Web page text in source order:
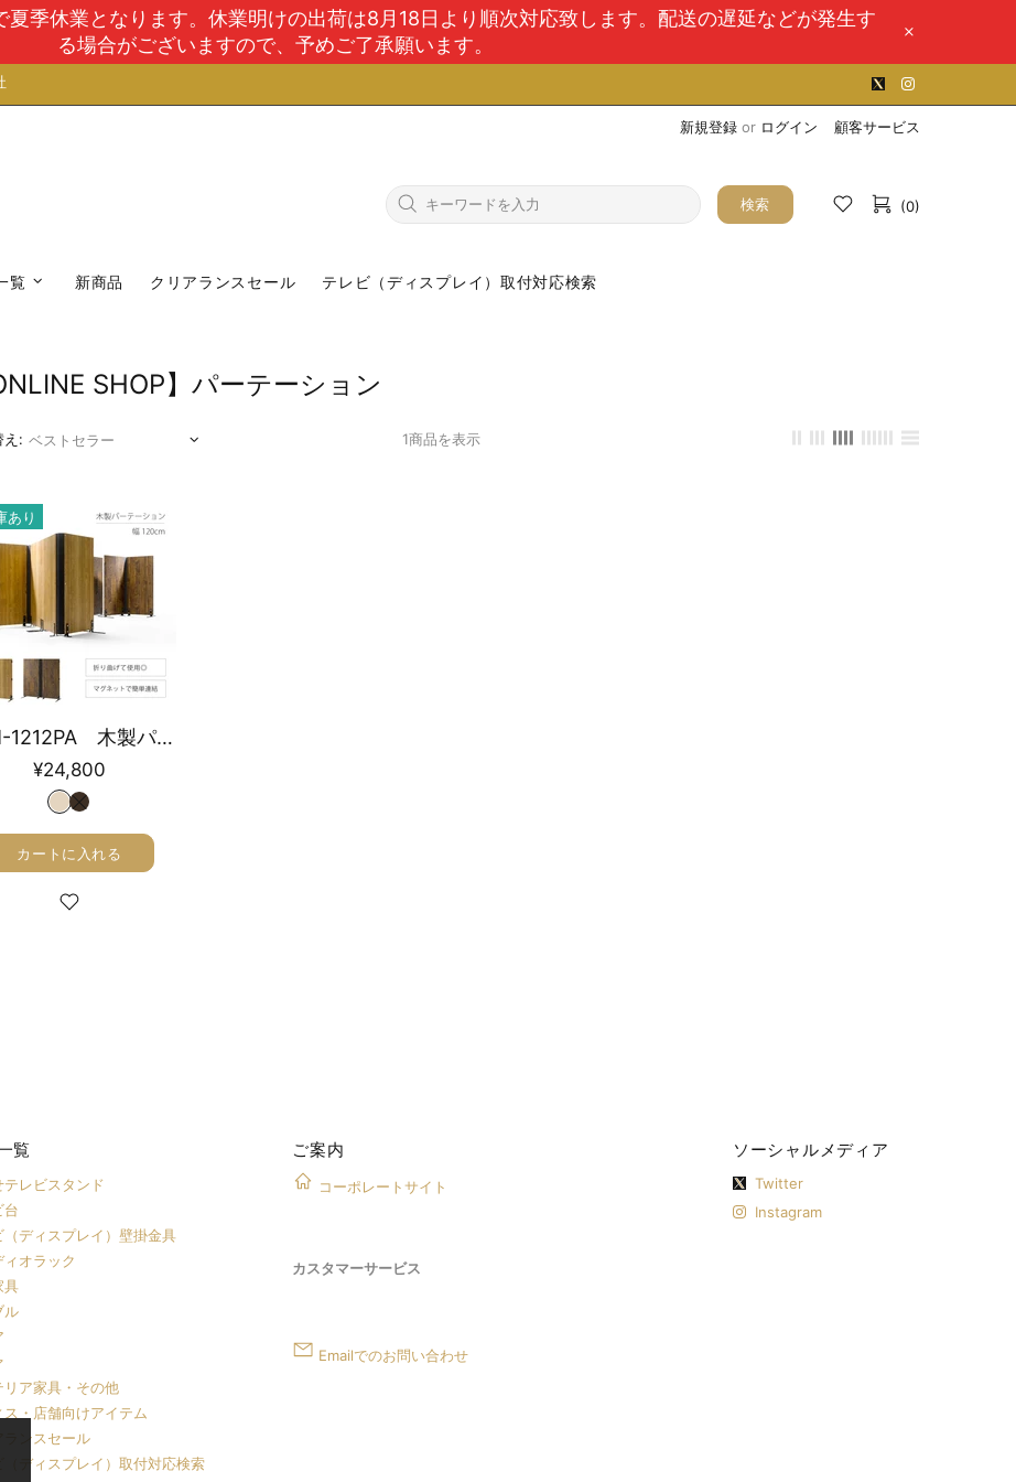
季休業となります。休業明けの出荷は8月18日より順次対応致します。配送の遅延などが発生す
る場合がございますので、予めご了承願います。
新規登録 or ログイン 顧客サービス
検索 (0)
覧 新商品 クリアランスセール テレビ（ディスプレイ）取付対応検索
SHOP】パーテーション
え: 1商品を表示
あり
LFM-1212PA 木製パーテーション 幅120cm
¥24,800
カートに入れる
覧
テレビスタンド
台
（ディスプレイ）壁掛金具
ィオラック
具
ル
リア家具・その他
ス・店舗向けアイテム
ランスセール
（ディスプレイ）取付対応検索
ご案内
コーポレートサイト
カスタマーサービス
Emailでのお問い合わせ
ソーシャルメディア
Twitter
Instagram